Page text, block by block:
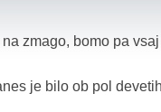
zmago, bomo pa vsaj
je bilo ob pol devetih